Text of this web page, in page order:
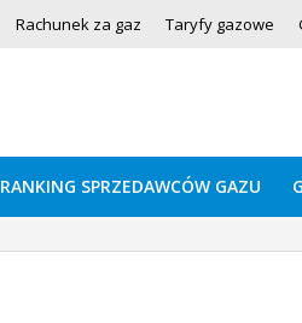
Rachunek za gaz Taryfy gazowe
RANKING SPRZEDAWCÓW GAZU